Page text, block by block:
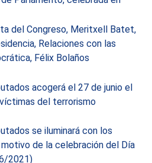
del Congreso, Meritxell Batet,
Relaciones con las
Félix Bolaños
acogerá el 27 de junio el
del terrorismo
se iluminará con los
de la celebración del Día
2021)